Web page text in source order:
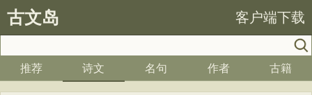
古文岛 客户端下载
推荐 诗文 名句 作者 古籍